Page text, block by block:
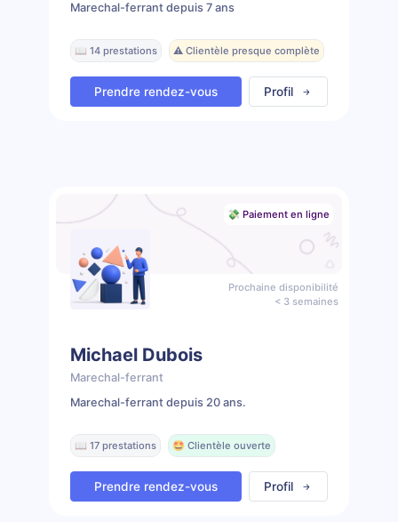
Marechal-ferrant depuis 7 ans
📖 14 prestations ⚠️ Clientèle presque complète
Prendre rendez-vous Profil
💸 Paiement en ligne
Prochaine disponibilité
< 3 semaines
Michael Dubois
Marechal-ferrant
Marechal-ferrant depuis 20 ans.
📖 17 prestations 🤩 Clientèle ouverte
Prendre rendez-vous Profil